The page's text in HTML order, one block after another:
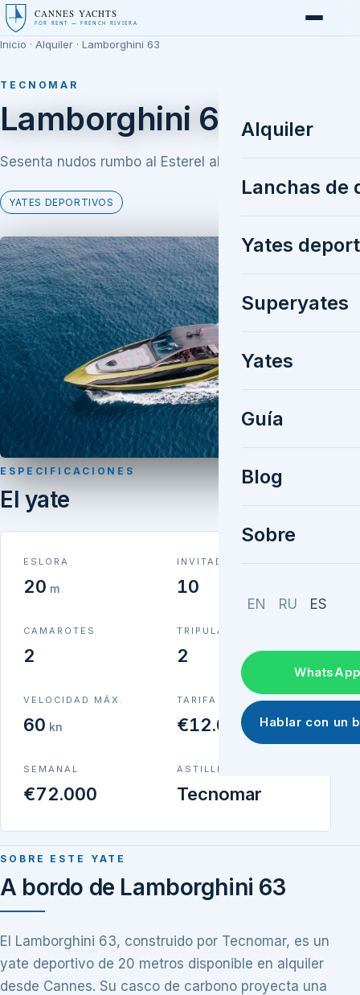
CANNES YACHTS
FOR RENT — FRENCH RIVIERA
Alquiler
Lanchas de
Yates
Superyates
Yates
Guía
Blog
Sobre
EN RU ES
Hablar con un
Inicio · Alquiler · Lamborghini 63
TECNOMAR
Lamborghini 63
Sesenta nudos rumbo al Esterel al atardecer
YATES DEPORTIVOS
ESPECIFICACIONES
El yate
ESLORA
20 m
INVITADOS
10
CAMAROTES
2
TRIPULACIÓN
2
VELOCIDAD MÁX.
60 kn
TARIFA DIARIA
€12.000
SEMANAL
€72.000
ASTILLERO
Tecnomar
SOBRE ESTE YATE
A bordo de Lamborghini 63
El Lamborghini 63, construido por Tecnomar, es un
yate deportivo de 20 metros disponible en alquiler
desde Cannes. Su casco de carbono proyecta una